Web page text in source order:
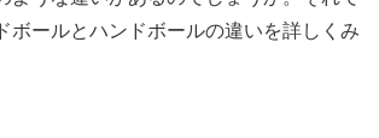
ボールとハンドボールの違いを詳しくみ